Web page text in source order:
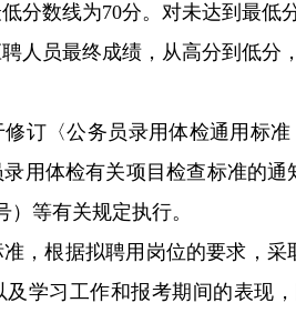
分数线为70分。对未达到最低
人员最终成绩，从高分到低分
订〈公务员录用体检通用标
用体检有关项目检查标准的
）等有关规定执行。
，根据拟聘用岗位的要求，
及学习工作和报考期间的表现